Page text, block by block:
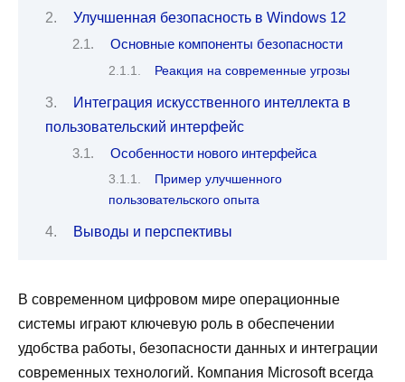
Улучшенная безопасность в Windows 12
Основные компоненты безопасности
Реакция на современные угрозы
Интеграция искусственного интеллекта в
пользовательский интерфейс
Особенности нового интерфейса
Пример улучшенного
пользовательского опыта
Выводы и перспективы
В современном цифровом мире операционные
системы играют ключевую роль в обеспечении
удобства работы, безопасности данных и интеграции
современных технологий. Компания Microsoft всегда